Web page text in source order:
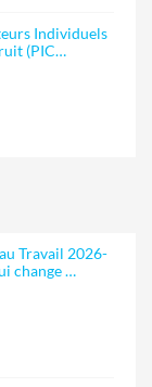
Individuels
(PIC…
Travail 2026-
change …